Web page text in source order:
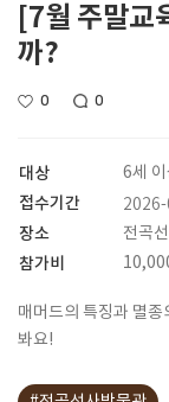
[7월 주말교
까?
0 0
대상 6세
접수기간
장소 전곡
참가비
매머드의 특징과 멸종
봐요!